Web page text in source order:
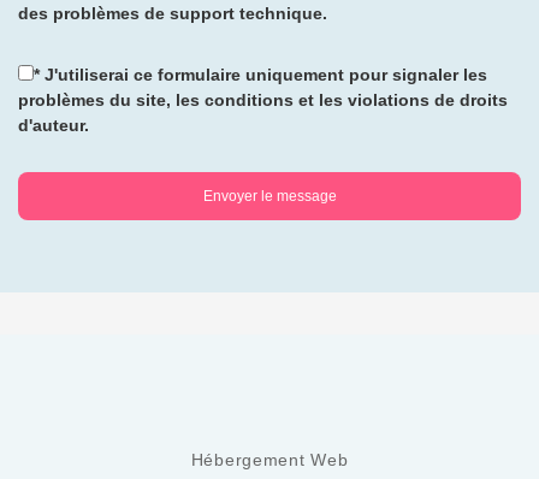
des problèmes de support technique.
* J'utiliserai ce formulaire uniquement pour signaler les
problèmes du site, les conditions et les violations de droits
d'auteur.
Hébergement Web